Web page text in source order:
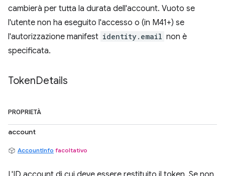
cambierà per tutta la durata dell'account. Vuoto se
l'utente non ha eseguito l'accesso o (in M41+) se
l'autorizzazione manifest identity.email non è
specificata.
TokenDetails
PROPRIETÀ
account
AccountInfo facoltativo